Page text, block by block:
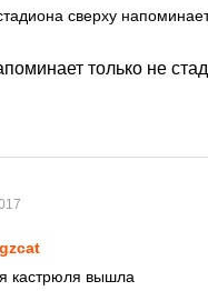
сверху напоминает
только не
gzcat
кастрюля вышла